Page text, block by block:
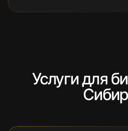
Услуги для